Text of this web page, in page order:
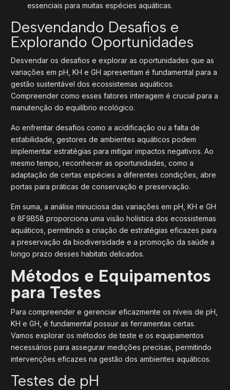
essenciais para muitas espécies aquáticas.
Desvendando Desafios e
Explorando Oportunidades
Desvendar os desafios e explorar as oportunidades que as
variações em pH, KH e GH apresentam é fundamental para a
gestão sustentável dos ecossistemas aquáticos.
Compreender como esses fatores interagem é crucial para a
manutenção do equilíbrio ecológico.
Ao enfrentar desafios como a acidificação ou a falta de
estabilidade, gestores de ambientes aquáticos podem
implementar estratégias para mitigar impactos negativos. Ao
mesmo tempo, reconhecer as oportunidades, como a
adaptação de certas espécies a diferentes condições, abre
portas para práticas de conservação e preservação.
Em suma, a análise minuciosa das variações em pH, KH e GH
e 8F9B58 proporciona uma visão holística dos ecossistemas
aquáticos, permitindo a criação de estratégias eficazes para
a preservação da biodiversidade e a promoção da saúde a
longo prazo desses habitats delicados.
Métodos e Equipamentos
para Testes
Para compreender e gerenciar eficazmente os níveis de pH,
KH e GH, é fundamental possuir as ferramentas certas.
Vamos explorar os métodos de teste e os equipamentos
necessários para assegurar medições precisas, permitindo
intervenções eficazes na gestão dos ambientes aquáticos.
Testes de pH